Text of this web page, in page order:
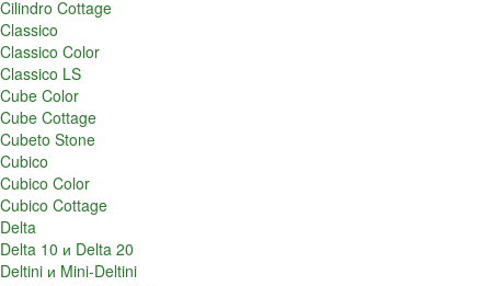
Cilindro Cottage
Classico
Classico Color
Classico LS
Cube Color
Cube Cottage
Cubeto Stone
Cubico
Cubico Color
Cubico Cottage
Delta
Delta 10 и Delta 20
Deltini и Mini-Deltini